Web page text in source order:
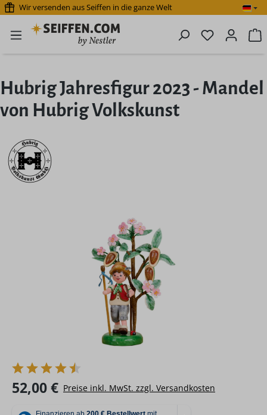
Zum Hauptinhalt springen
Wir versenden aus Seiffen in die ganze Welt
Du hast 0
Hubrig Jahresfigur 2023 - Mandel
von Hubrig Volkskunst
Bildergalerie überspringen
Regulärer Preis:
52,00 € Preise inkl. MwSt. zzgl. Versandkosten